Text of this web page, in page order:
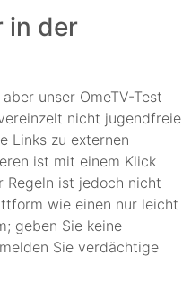
in der
unser OmeTV-Test
nicht jugendfreie
Links zu externen
ist mit einem Klick
Regeln ist jedoch nicht
wie einen nur leicht
geben Sie keine
Sie verdächtige